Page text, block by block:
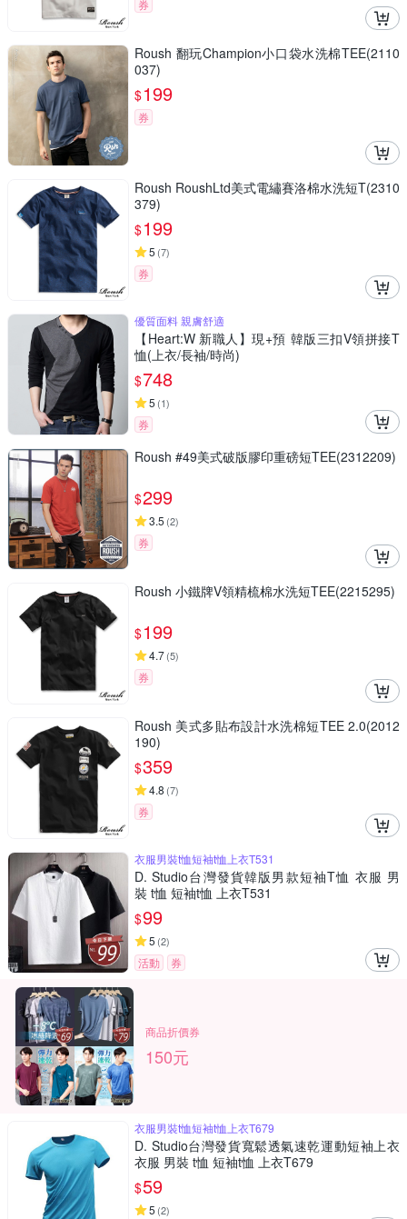
券
Roush 翻玩Champion小口袋水洗棉TEE(2110
037)
$199
券
Roush RoushLtd美式電繡賽洛棉水洗短T(2310
379)
$199
5 (7)
券
優質面料 親膚舒適
【Heart:W 新職人】現+預 韓版三扣V領拼接T
恤(上衣/長袖/時尚)
$748
5 (1)
券
Roush #49美式破版膠印重磅短TEE(2312209)
$299
3.5 (2)
券
Roush 小鐵牌V領精梳棉水洗短TEE(2215295)
$199
4.7(5)
券
Roush 美式多貼布設計水洗棉短TEE 2.0(2012
190)
$359
4.8 (7)
券
衣服男裝t恤短袖t恤上衣T531
D. Studio台灣發貨韓版男款短袖T恤 衣服 男
裝 t恤 短袖t恤 上衣T531
$99
5 (2)
活動 券
商品折價券
150元
衣服男裝t恤短袖t恤上衣T679
D. Studio台灣發貨寬鬆透氣速乾運動短袖上衣
衣服 男裝 t恤 短袖t恤 上衣T679
$59
5 (2)